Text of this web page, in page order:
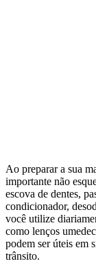
Ao preparar a sua
importante não
escova de dentes,
condicionador,
você utilize
como lenços
podem ser úteis em
trânsito.